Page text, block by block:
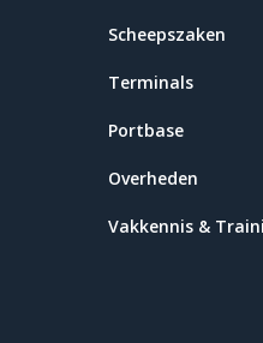
Scheepszaken
Terminals
Portbase
Overheden
Vakkennis &